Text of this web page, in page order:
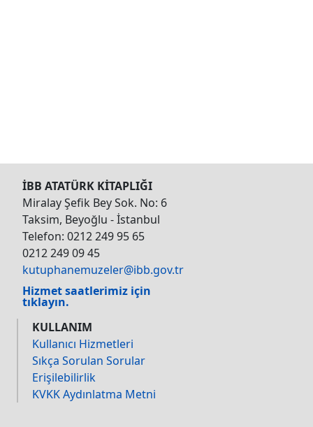
İBB ATATÜRK KİTAPLIĞI
Miralay Şefik Bey Sok. No: 6
Taksim, Beyoğlu - İstanbul
Telefon: 0212 249 95 65
0212 249 09 45
kutuphanemuzeler@ibb.gov.tr
Hizmet saatlerimiz için
tıklayın.
KULLANIM
Kullanıcı Hizmetleri
Sıkça Sorulan Sorular
Erişilebilirlik
KVKK Aydınlatma Metni